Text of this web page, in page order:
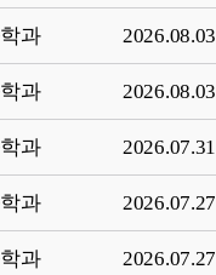
과 2026.08.03
과 2026.08.03
과 2026.07.31
과 2026.07.27
과 2026.07.27